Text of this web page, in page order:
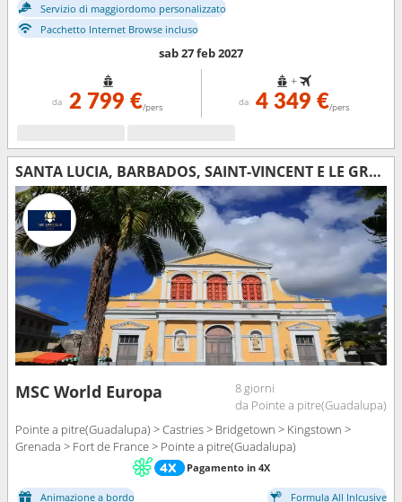
Servizio di maggiordomo personalizzato
Pacchetto Internet Browse incluso
sab 27 feb 2027
da 2 799 €/pers
+
da 4 349 €/pers
SANTA LUCIA, BARBADOS, SAINT-VINCENT E LE GRENADINE, GRENADA, MARTINICA, GUADALUPA
MSC World Europa
8 giorni
da Pointe a pitre(Guadalupa)
Pointe a pitre(Guadalupa) > Castries > Bridgetown > Kingstown >
Grenada > Fort de France > Pointe a pitre(Guadalupa)
Pagamento in 4X
Animazione a bordo
Formula All Inlcusive